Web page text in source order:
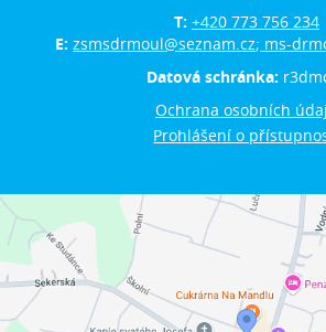
T: +420 773 756 234
E:zsmsdrmoul@seznam.cz; ms-
Datová schránka:
Ochrana osobních
Prohlášení o